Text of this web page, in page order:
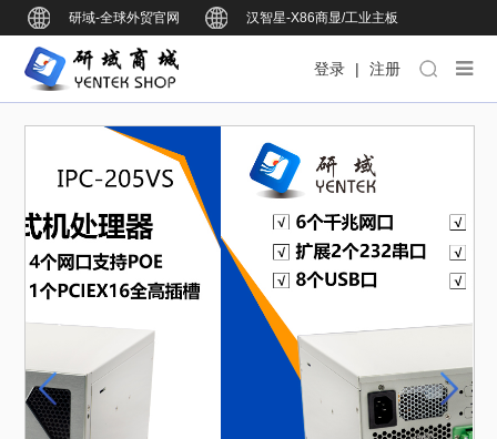
研域-全球外贸官网 汉智星-X86商显/工业主板
研域智控-BOX工业整机
登录 | 注册